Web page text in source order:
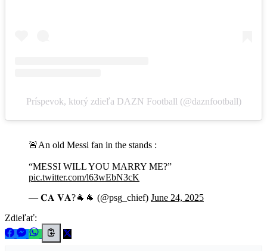
Príspevok, ktorý zdieľa DAZN Football (@daznfootball)
🚨An old Messi fan in the stands :
“MESSI WILL YOU MARRY ME?”
pic.twitter.com/l63wEbN3cK
— 𝐂𝐀 𝐕𝐀?🐐🐐 (@psg_chief) June 24, 2025
Zdieľať: